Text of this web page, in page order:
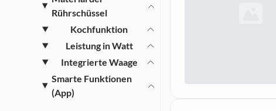
Rührschüssel
Kochfunktion
Leistung in Watt
Integrierte Waage
Smarte Funktionen
(App)